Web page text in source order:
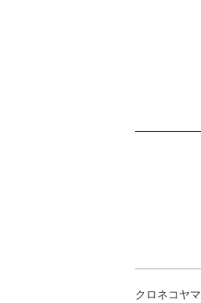
ショッピング
クロネコヤ